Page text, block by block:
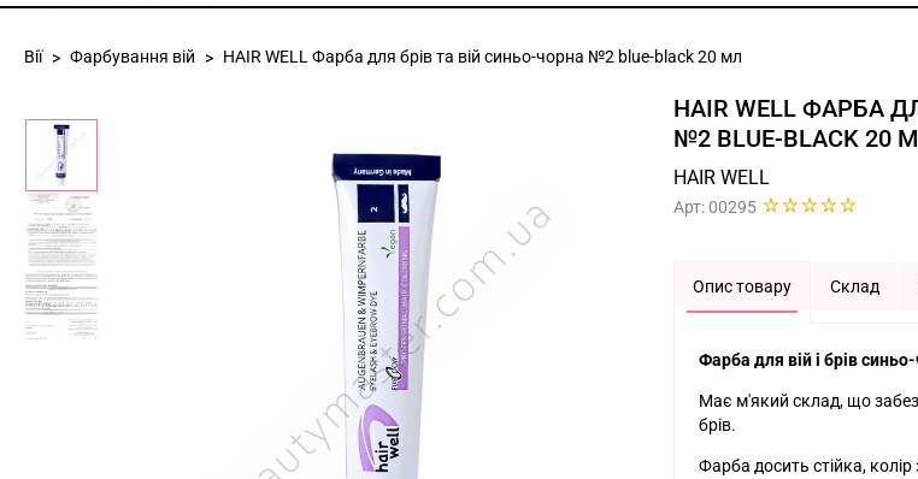
Вії Фарбування вій HAIR WELL Фарба для брів та вій синьо-чорна №2 blue-black 20 мл
HAIR WELL ФАРБА
№2 BLUE-BLACK 20
HAIR WELL
Арт: 00295
Опис товару Склад
Фарба для вій і брів
Має м'який склад, що
брів.
Фарба досить стійка, колір